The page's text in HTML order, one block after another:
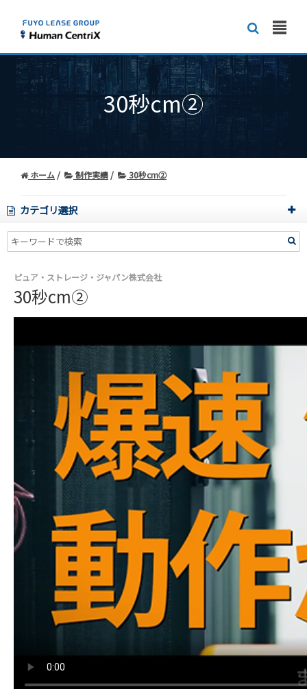
30秒cm②
ホーム 制作実績 30秒cm②
カテゴリ選択
ピュア・ストレージ・ジャパン株式会社
30秒cm②